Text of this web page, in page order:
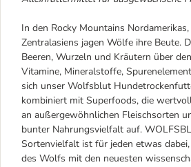
In den Rocky Mountains
Zentralasiens jagen Wölfe ihre Beute.
Beeren, Wurzeln und Kräutern über
Vitamine, Mineralstoffe,
sich unser Wolfsblut
kombiniert mit Superfoods, die
an außergewöhnlichen Fleischsorten
bunter Nahrungsvielfalt auf.
Sortenvielfalt ist für jeden etwas
des Wolfs mit den neuesten